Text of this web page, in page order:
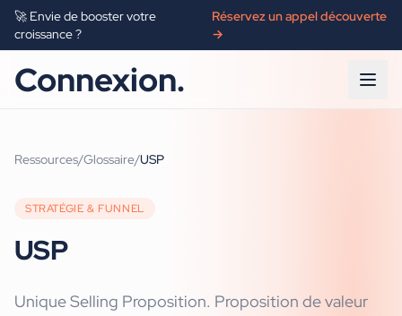
🚀 Envie de booster votre
croissance ?
Réservez un appel découverte
→
Connexion.
Ressources/Glossaire/USP
STRATÉGIE & FUNNEL
USP
Unique Selling Proposition. Proposition de valeur